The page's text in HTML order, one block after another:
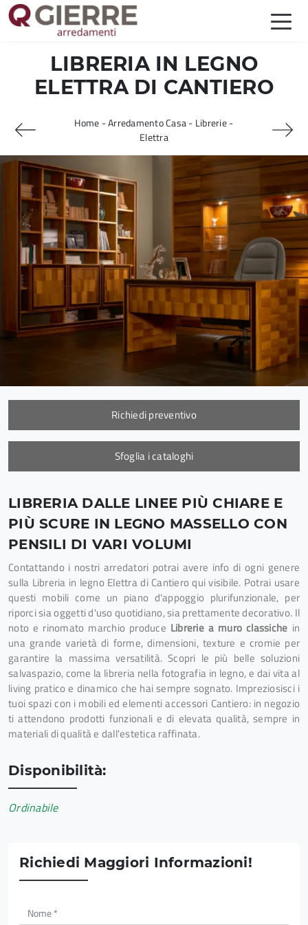
LIBRERIA IN LEGNO
ELETTRA DI CANTIERO
Home -Arredamento Casa- Librerie-
Elettra
Richiedi preventivo
Sfoglia i cataloghi
LIBRERIA DALLE LINEE PIÙ CHIARE E
PIÙ SCURE IN LEGNO MASSELLO CON
PENSILI DI VARI VOLUMI
Contattando i nostri arredatori potrai avere info di ogni genere
sulla Libreria in legno Elettra di Cantiero qui visibile. Potrai usare
questi mobili come un piano d'appoggio plurifunzionale, per
riporci sia oggetti d'uso quotidiano, sia prettamente decorativo. Il
noto e rinomato marchio produce Librerie a muro classiche in
una grande varietà di forme, dimensioni, texture e cromie per
garantire la massima versatilità. Scopri le più belle soluzioni
salvaspazio, come la libreria nella fotografia in legno, e dai vita al
living pratico e dinamico che hai sempre sognato. Impreziosisci i
tuoi spazi con i mobili ed elementi accessori Cantiero: in negozio
ti attendono prodotti funzionali e di elevata qualità, sempre in
materiali di qualità e dall'estetica raffinata.
Disponibilità:
Ordinabile
Richiedi Maggiori Informazioni!